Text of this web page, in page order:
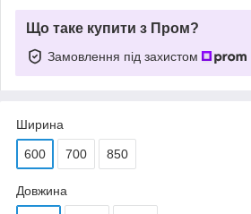
Що таке купити з Пром?
Замовлення під захистом
Ширина
600 700 850
Довжина